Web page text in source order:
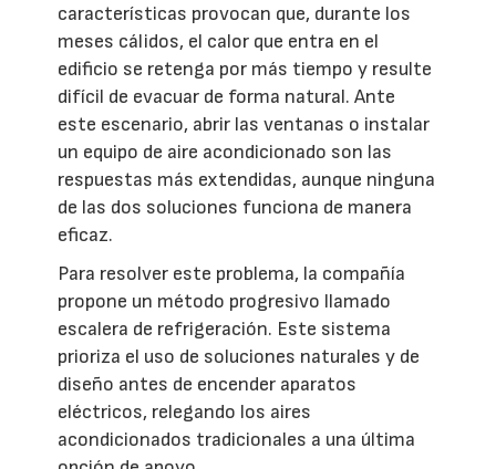
características provocan que, durante los
meses cálidos, el calor que entra en el
edificio se retenga por más tiempo y resulte
difícil de evacuar de forma natural. Ante
este escenario, abrir las ventanas o instalar
un equipo de aire acondicionado son las
respuestas más extendidas, aunque ninguna
de las dos soluciones funciona de manera
eficaz.
Para resolver este problema, la compañía
propone un método progresivo llamado
escalera de refrigeración. Este sistema
prioriza el uso de soluciones naturales y de
diseño antes de encender aparatos
eléctricos, relegando los aires
acondicionados tradicionales a una última